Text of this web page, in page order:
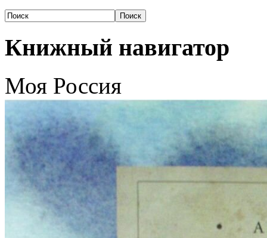
Книжный навигатор
Моя Россия